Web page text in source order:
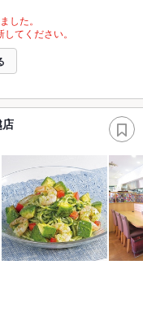
した。
てください。